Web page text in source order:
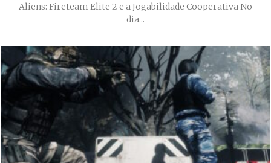
Aliens: Fireteam Elite 2 e a Jogabilidade Cooperativa No
dia...